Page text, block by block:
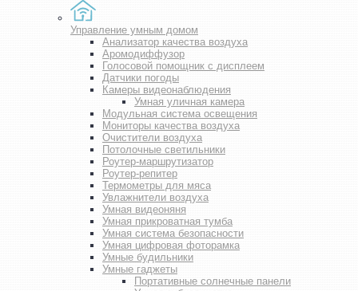
Управление умным домом
Анализатор качества воздуха
Аромодиффузор
Голосовой помощник с дисплеем
Датчики погоды
Камеры видеонаблюдения
Умная уличная камера
Модульная система освещения
Мониторы качества воздуха
Очистители воздуха
Потолочные светильники
Роутер-маршрутизатор
Роутер-репитер
Термометры для мяса
Увлажнители воздуха
Умная видеоняня
Умная прикроватная тумба
Умная система безопасности
Умная цифровая фоторамка
Умные будильники
Умные гаджеты
Портативные солнечные панели